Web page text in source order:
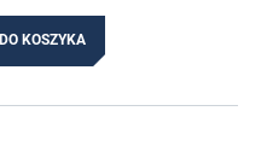
DO KOSZYKA